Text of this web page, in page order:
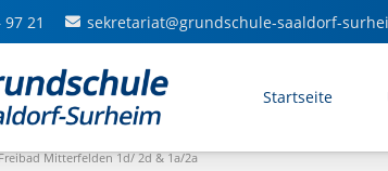
21 sekretariat@grundschule-saaldorf-
Startseite
Mitterfelden 1d/ 2d & 1a/2a